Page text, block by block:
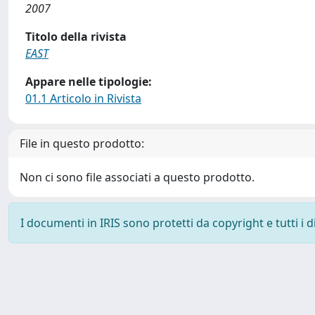
2007
Titolo della rivista
EAST
Appare nelle tipologie:
01.1 Articolo in Rivista
File in questo prodotto:
Non ci sono file associati a questo prodotto.
I documenti in IRIS sono protetti da copyright e tutti i